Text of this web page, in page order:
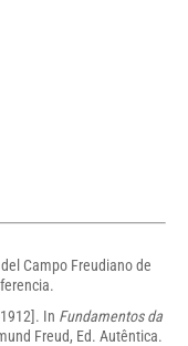
Campo Freudiano de
In Fundamentos da
Freud, Ed. Autêntica.